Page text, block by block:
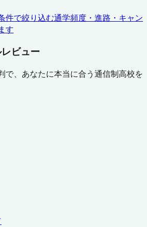
件で絞り込む通学頻度・進路・キャン
す
ビュー
で、あなたに本当に合う通信制高校を